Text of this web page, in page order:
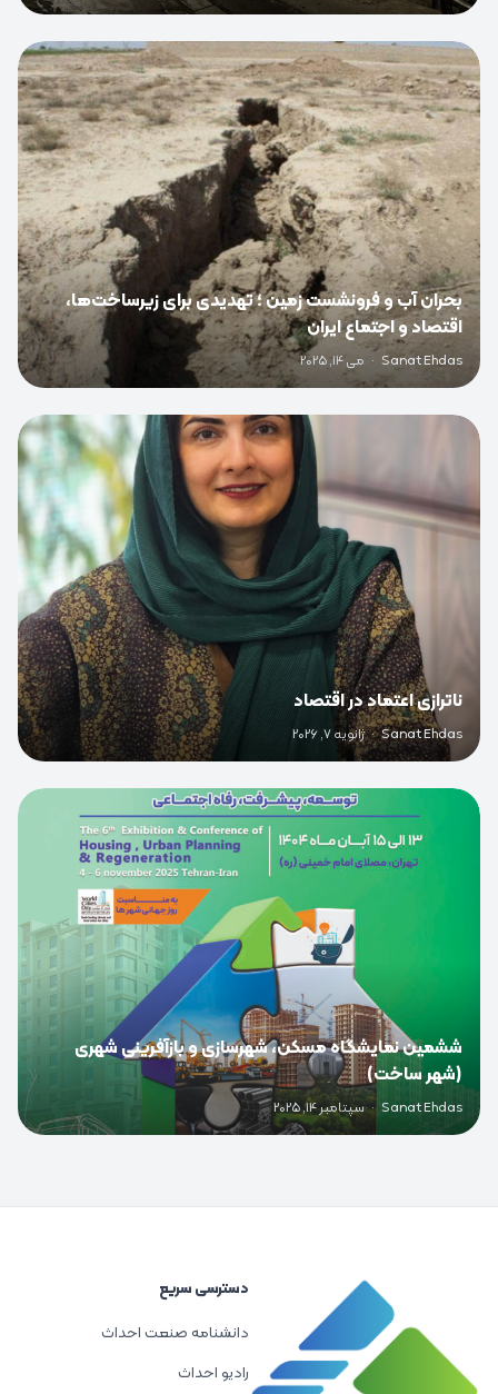
0
بحران آب و فرونشست زمین ؛ تهدیدی برای زیرساخت‌ها،
اقتصاد و اجتماع ایران
Sanat Ehdas
· می 14, 2025
ناترازی اعتماد در اقتصاد
Sanat Ehdas
· ژانویه 7, 2026
0
ششمین نمایشگاه مسکن، شهرسازی و بازآفرینی شهری
(شهر ساخت)
Sanat Ehdas
· سپتامبر 14, 2025
دسترسی سریع
دانشنامه صنعت احداث
رادیو احداث